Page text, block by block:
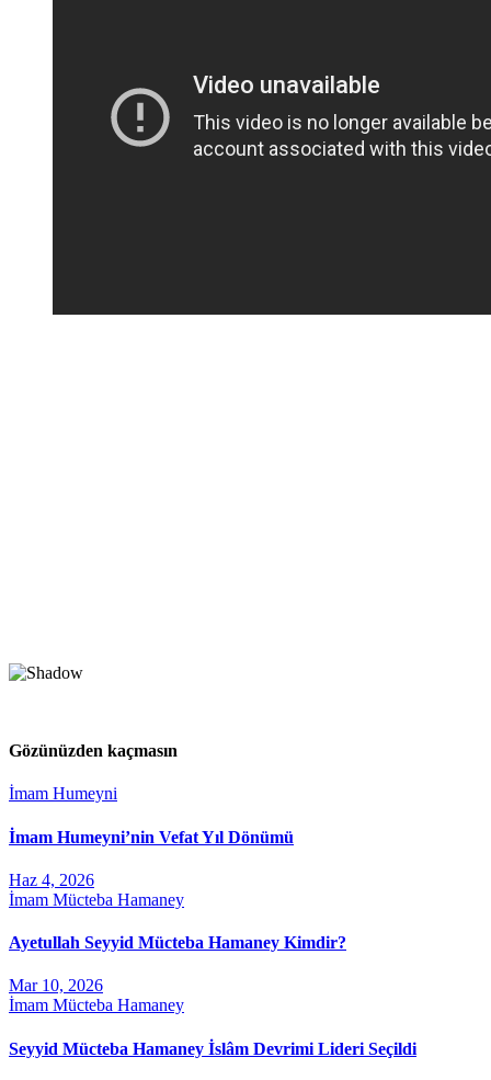
Gözünüzden kaçmasın
İmam Humeyni
İmam Humeyni’nin Vefat Yıl Dönümü
Haz 4, 2026
İmam Mücteba Hamaney
Ayetullah Seyyid Mücteba Hamaney Kimdir?
Mar 10, 2026
İmam Mücteba Hamaney
Seyyid Mücteba Hamaney İslâm Devrimi Lideri Seçildi